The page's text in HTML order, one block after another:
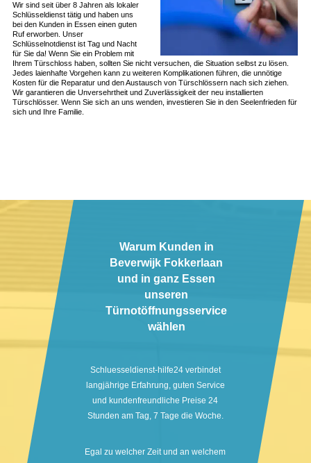
Wir sind seit über 8 Jahren als lokaler
Schlüsseldienst tätig und haben uns
bei den Kunden in Essen einen guten
Ruf erworben. Unser
Schlüsselnotdienst ist Tag und Nacht
für Sie da! Wenn Sie ein Problem mit
Ihrem Türschloss haben, sollten Sie nicht versuchen, die Situation selbst zu lösen.
Jedes laienhafte Vorgehen kann zu weiteren Komplikationen führen, die unnötige
Kosten für die Reparatur und den Austausch von Türschlössern nach sich ziehen.
Wir garantieren die Unversehrtheit und Zuverlässigkeit der neu installierten
Türschlösser. Wenn Sie sich an uns wenden, investieren Sie in den Seelenfrieden für
sich und Ihre Familie.
Warum Kunden in
Beverwijk Fokkerlaan
und in ganz Essen
unseren
Türnotöffnungsservice
wählen
Schluesseldienst-hilfe24 verbindet
langjährige Erfahrung, guten Service
und kundenfreundliche Preise 24
Stunden am Tag, 7 Tage die Woche.
Egal zu welcher Zeit und an welchem